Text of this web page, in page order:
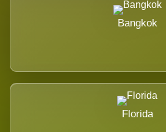
Bangkok
Florida